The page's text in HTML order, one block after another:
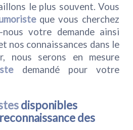
le plus souvent. Vous
que vous cherchez
votre demande ainsi
nos connaissances dans le
nous serons en mesure
demandé pour votre
disponibles
des